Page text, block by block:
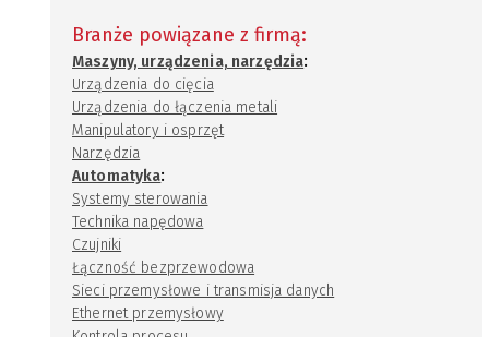
Branże powiązane z firmą:
Maszyny, urządzenia, narzędzia:
Urządzenia do cięcia
Urządzenia do łączenia metali
Manipulatory i osprzęt
Narzędzia
Automatyka:
Systemy sterowania
Technika napędowa
Czujniki
Łączność bezprzewodowa
Sieci przemysłowe i transmisja danych
Ethernet przemysłowy